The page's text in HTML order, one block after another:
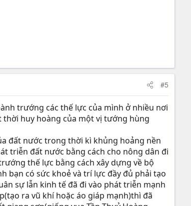
#5
trướng các thế lực của mình ở nhiều nơi
huy hoàng của một vị tướng hùng
đất nước trong thời kì khủng hoảng nền
triễn đất nước bằng cách cho nông dân đi
thế lực bằng cách xây dựng về bộ
bạn có sức khoẻ và trí lực đầy đủ phải tạo
sự lẫn kinh tế đã đi vào phát triễn mạnh
ra vũ khí hoặc áo giáp mạnh)thì đã